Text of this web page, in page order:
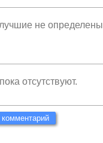
не определены
отсутствуют.